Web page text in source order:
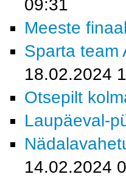
09:31
Meeste
Sparta team
18.02.2024
Otsepilt
Laupäeval-
14.02.2024